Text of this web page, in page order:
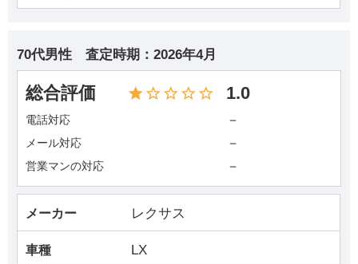
70代男性 査定時期： 2026年4月
総合評価 1.0
電話対応 －
メール対応 －
営業マンの対応 －
メーカー レクサス
車種 LX